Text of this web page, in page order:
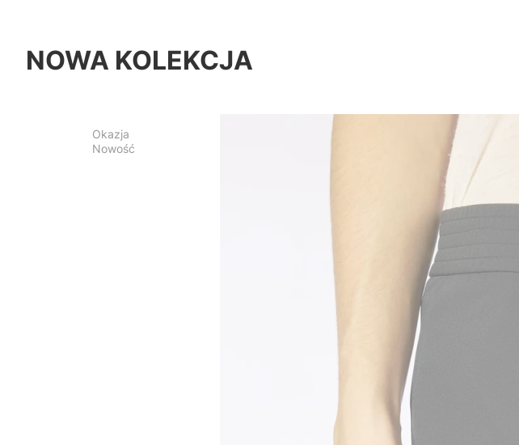
NOWA KOLEKCJA
Okazja
Nowość